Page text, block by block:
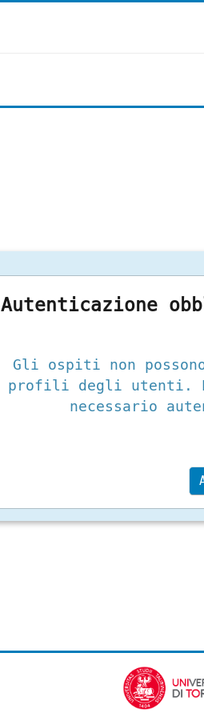
Autenticazione
Gli ospiti non
profili degli utenti.
necessario